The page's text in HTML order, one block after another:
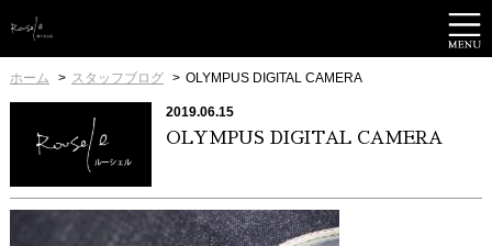
ホーム スタッフブログ OLYMPUS DIGITAL CAMERA
2019.06.15
OLYMPUS DIGITAL CAMERA